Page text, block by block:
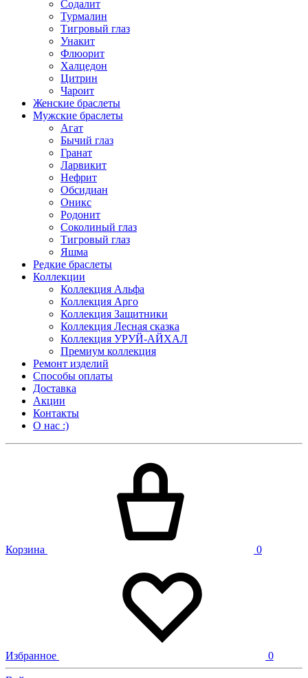
Содалит
Турмалин
Тигровый глаз
Унакит
Флюорит
Халцедон
Цитрин
Чароит
Женские браслеты
Мужские браслеты
Агат
Бычий глаз
Гранат
Ларвикит
Нефрит
Обсидиан
Оникс
Родонит
Соколиный глаз
Тигровый глаз
Яшма
Редкие браслеты
Коллекции
Коллекция Альфа
Коллекция Арго
Коллекция Защитники
Коллекция Лесная сказка
Коллекция УРУЙ-АЙХАЛ
Премиум коллекция
Ремонт изделий
Способы оплаты
Доставка
Акции
Контакты
О нас :)
Корзина 0
Избранное 0